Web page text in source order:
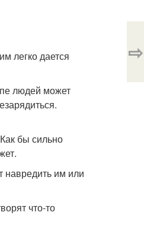
легко дается
людей может
бы сильно
навредить им или
что-то
⇨